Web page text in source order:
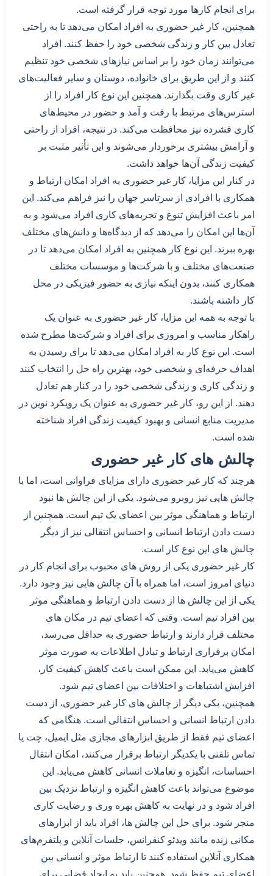
برای انجام کارها مورد توجه قرار گرفته است.
همچنین، کار غیر حضوری به افراد امکان می‌دهد تا به راحتی
تعادل بین کار و زندگی شخصی خود را حفظ کنند. افراد
می‌توانند زمان خود را بر اساس نیازهای شخصی خود تنظیم
کنند و از این طریق برای خانواده، دوستان و سایر فعالیت‌های
غیر کاری وقت بگذارند. همچنین این نوع کار افراد را از
استرس‌های مرتبط با رفت و آمد و حضور در محیط‌های
کاری فشرده نیز محافظت می‌کند. در نتیجه، افراد از راحتی
و آرامش بیشتری برخوردار می‌شوند و این تأثیر مثبت بر
کیفیت زندگی آن‌ها خواهد داشت.
در کنار این مزایا، کار غیر حضوری به افراد امکان ارتباط و
همکاری با افرادی از سرتاسر جهان را نیز فراهم می‌کند. این
امر باعث افزایش تنوع و تجربه‌های کاری افراد می‌شود و به
آن‌ها این امکان را می‌دهد که از دیدگاه‌ها و دانش‌های مختلف
بهره ببرند. این نوع کار همچنین به افراد امکان می‌دهد تا در
صنعت‌های مختلف و با شرکت‌ها و موسسات مختلف
همکاری کنند، بدون اینکه نیازی به حضور فیزیکی در محل
کار داشته باشند.
با توجه به همه این مزایا، کار غیر حضوری به عنوان یک
راهکار مناسب و امروزی برای افراد و شرکت‌ها مطرح شده
است. این نوع کار به افراد امکان می‌دهد تا برای رسیدن به
اهداف حرفه‌ای و شخصی خود، بهترین راه حل را انتخاب کنند
و زندگی کاری و زندگی شخصی خود را در کنار هم تعادل
دهند. از این رو، کار غیر حضوری به عنوان یک رویکرد نوین در
مدیریت منابع انسانی و بهبود کیفیت زندگی افراد شناخته
شده است.
چالش های کار غیر حضوری
هرچند که کار غیر حضوری دارای مزایای فراوانی است، اما با
چالش هایی نیز روبرو می‌شود. یکی از این چالش ها نبود
ارتباط و هماهنگی موثر بین اعضای یک تیم است. همچنین از
دست دادن ارتباط انسانی و احساس انتقالی نیز از دیگر
چالش های این نوع کار است.
کار غیر حضوری یکی از روش های محبوب برای انجام کار در
دنیای امروز است، اما همراه با آن چالش هایی نیز وجود دارد.
یکی از این چالش ها از دست دادن ارتباط و هماهنگی موثر
بین افراد تیم است. وقتی که اعضای تیم در مکان های
مختلف قرار دارند و ارتباط حضوری به حداقل می‌رسد،
امکان برقراری ارتباط و تبادل اطلاعات به صورت موثر
کاهش می‌یابد. این ممکن است باعث کاهش کیفیت کار،
افزایش اشتباهات و اختلافات بین اعضای تیم شود.
همچنین، یکی دیگر از چالش های کار غیر حضوری، از دست
دادن ارتباط انسانی و احساس انتقالی است. هنگامی که
اعضای تیم فقط از طریق ابزارهای مجازی مثل ایمیل، چت یا
تماس تلفنی با یکدیگر ارتباط برقرار می‌کنند، امکان انتقال
احساسات، انگیزه و تعاملات انسانی کاهش می‌یابد. این
موضوع می‌تواند باعث کاهش انگیزه و ارتباط نزدیک بین
افراد شود و در نهایت به کاهش بهره وری و رضایت کاری
منجر شود. برای حل این چالش ها، افراد باید از ابزارهای
مکانی زنده مانند ویدئو کنفرانس، جلسات آنلاین و پلتفرم‌های
همکاری آنلاین استفاده کنند تا ارتباط موثر و انسانی بین
اعضای تیم حفظ شود. همچنین باید به ایجاد فضایی برای